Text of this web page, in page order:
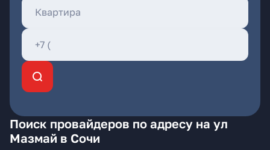
Поиск провайдеров по адресу на ул
Мазмай в Сочи